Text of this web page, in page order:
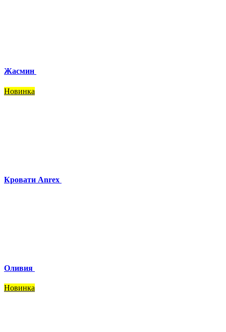
Жасмин
Новинка
Кровати Anrex
Оливия
Новинка